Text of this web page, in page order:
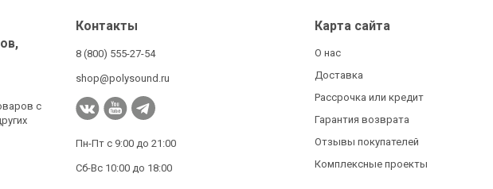
с
Контакты
8 (800) 555-27-54
shop@polysound.ru
Пн-Пт с 9:00 до 21:00
Сб-Вс 10:00 до 18:00
Карта сайта
О нас
Доставка
Рассрочка или кредит
Гарантия возврата
Отзывы покупателей
Комплексные проекты